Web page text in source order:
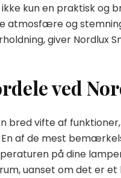
kun en praktisk og
atmosfære og
giver Nordlux
ved
bred vifte af
af de mest
på dine
uanset om det er